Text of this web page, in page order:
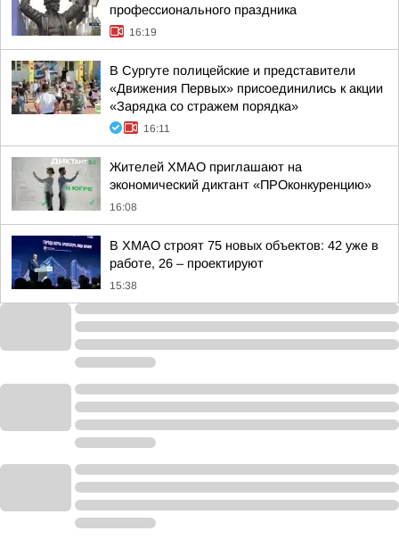
профессионального праздника
16:19
В Сургуте полицейские и представители
«Движения Первых» присоединились к акции
«Зарядка со стражем порядка»
16:11
Жителей ХМАО приглашают на
экономический диктант «ПРОконкуренцию»
16:08
В ХМАО строят 75 новых объектов: 42 уже в
работе, 26 – проектируют
15:38